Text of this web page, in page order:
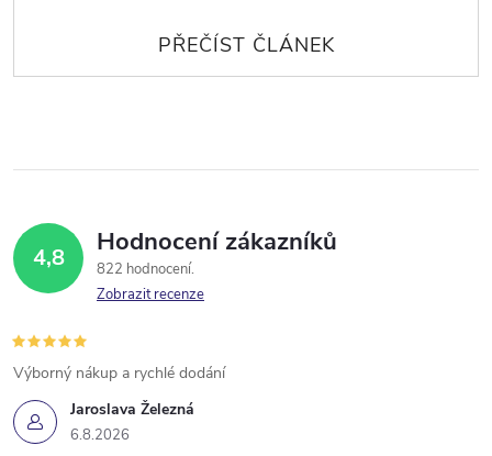
4,8 Hodnocení zákazníků
822 hodnocení
Zobrazit recenze
Jaroslava Železná
6.8.2026
Výborný nákup a rychlé dodání